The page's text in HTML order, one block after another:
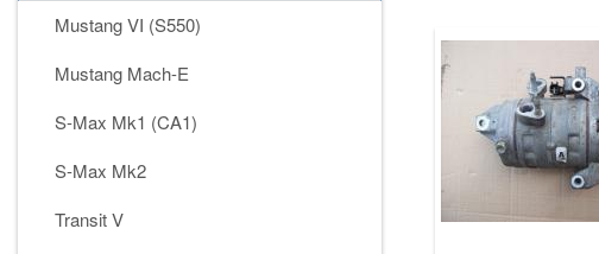
Mustang VI (S550)
Mustang Mach-E
S-Max Mk1 (CA1)
S-Max Mk2
Transit V